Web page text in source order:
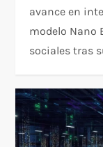
avance en
modelo Nano
sociales tras